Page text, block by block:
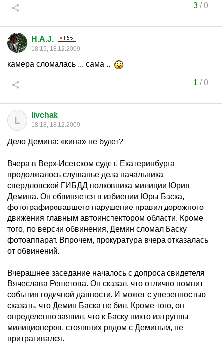
3/0
H.A.J.
18:15, 18.12.2009
камера сломалась ... сама ...
1 /0
L livchak
18:18, 18.12.2009
Дело Демина: «кина» не будет?
Вчера в Верх-Исетском суде г. Екатеринбурга
продолжалось слушанье дела начальника
свердловской ГИБДД полковника милиции Юрия
Демина. Он обвиняется в избиении Юры Баска,
фотографировавшего нарушение правил дорожного
движения главным автоинспектором области. Кроме
того, по версии обвинения, Демин сломал Баску
фотоаппарат. Впрочем, прокуратура вчера отказалась
от обвинений.
Вчерашнее заседание началось с допроса свидетеля
Вячеслава Решетова. Он сказал, что отлично помнит
события годичной давности. И может с уверенностью
сказать, что Демин Баска не бил. Кроме того, он
определенно заявил, что к Баску никто из группы
милиционеров, стоявших рядом с Деминым, не
притрагивался.